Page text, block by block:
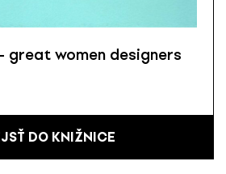
great women designers
DO KNIŽNICE